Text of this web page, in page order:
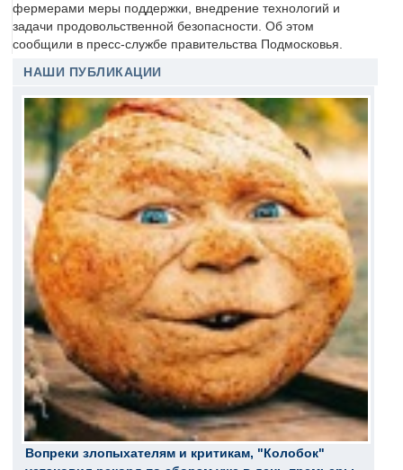
фермерами меры поддержки, внедрение технологий и
задачи продовольственной безопасности. Об этом
сообщили в пресс-службе правительства Подмосковья.
НАШИ ПУБЛИКАЦИИ
Вопреки злопыхателям и критикам, "Колобок"